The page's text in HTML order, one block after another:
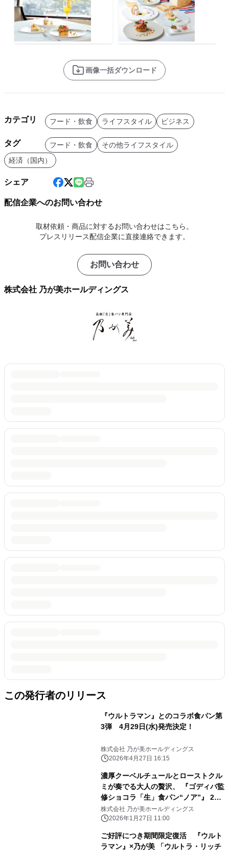
画像一括ダウンロード
カテゴリ フード・飲食 ライフスタイル ビジネス
タグ フード・飲食
その他ライフスタイル
経済（国内）
シェア
配信企業へのお問い合わせ
取材依頼・商品に対するお問い合わせはこちら。
プレスリリース配信企業に直接連絡できます。
お問い合わせ
株式会社 乃が美ホールディングス
この発行者のリリース
『ウルトラマン』とのコラボ食パン第
3弾 4月29日(水)発売決定！
株式会社 乃が美ホールディングス
2026年4月27日 16:15
濃厚クーベルチュールとローストクル
ミが奏でる大人の贅沢、 『ゴディバ監
修ショコラ「生」食パン“ノア”』 2月
1日(日)新発売！
株式会社 乃が美ホールディングス
2026年1月27日 11:00
ご好評につき期間限定復活 『ウルト
ラマン』×乃が美 「ウルトラ・リッチ